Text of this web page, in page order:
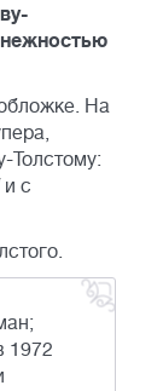
На
Толстому:
с
1972